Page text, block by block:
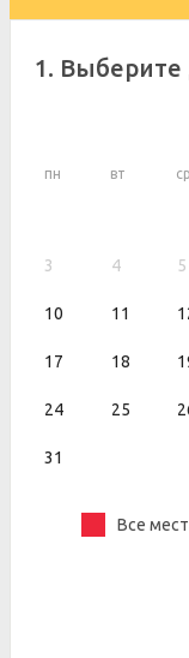
1. Выберите
пн вт ср
3 4 5
10 11
17 18
24 25
31
Все